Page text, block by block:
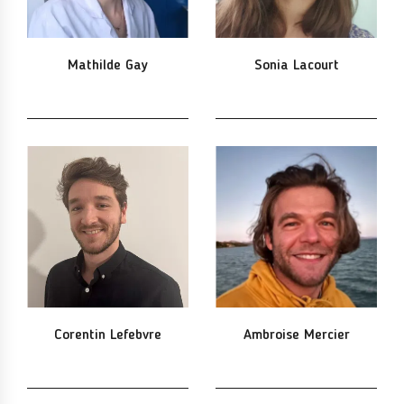
Mathilde Gay Sonia Lacourt
Corentin Lefebvre Ambroise Mercier